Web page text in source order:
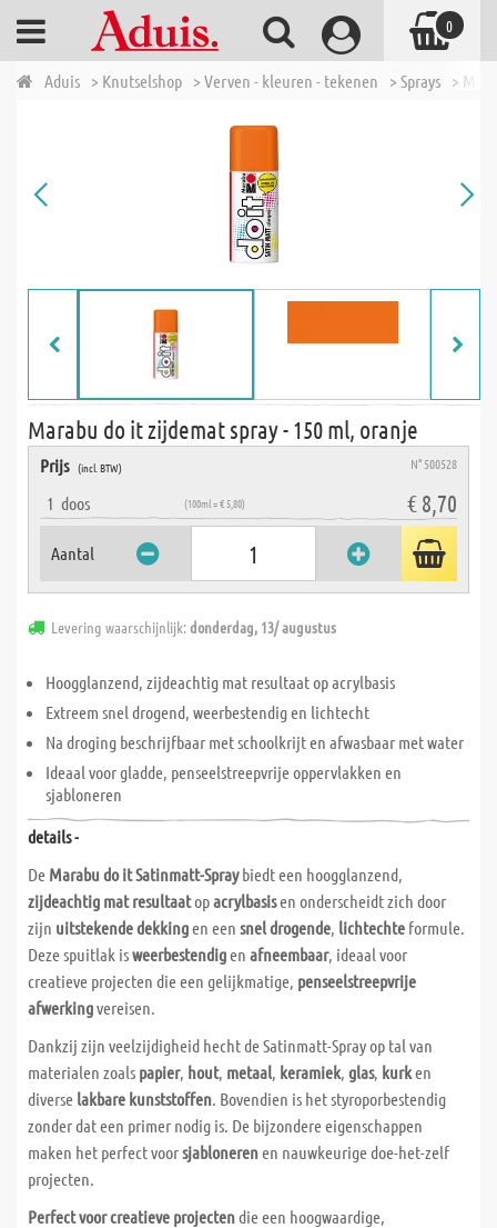
Aduis > Knutselshop > Verven - kleuren - tekenen > Sprays >
Marabu do it zijdemat spray - 150 ml, oranje
Prijs (incl. BTW) N° 500528
1 doos (100ml = € 5,80) € 8,70
Aantal
Levering waarschijnlijk:donderdag, 13/ augustus
Hoogglanzend, zijdeachtig mat resultaat op acrylbasis
Extreem snel drogend, weerbestendig en lichtecht
Na droging beschrijfbaar met schoolkrijt en afwasbaar met water
Ideaal voor gladde, penseelstreepvrije oppervlakken en
sjabloneren
details -
De Marabu do it Satinmatt-Spraybiedt een hoogglanzend,
zijdeachtig mat resultaatopacrylbasisen onderscheidt zich door
zijn uitstekende dekkingen een snel drogende, lichtechte formule.
Deze spuitlak isweerbestendigen afneembaar, ideaal voor
creatieve projecten die een gelijkmatige, penseelstreepvrije
afwerkingvereisen.
Dankzij zijn veelzijdigheid hecht de Satinmatt-Spray op tal van
materialen zoals papier, hout, metaal, keramiek, glas, kurken
diverse lakbare kunststoffen. Bovendien is het styroporbestendig
zonder dat een primer nodig is. De bijzondere eigenschappen
maken het perfect voorsjablonerenen nauwkeurige doe-het-zelf
projecten.
Perfect voor creatieve projectendie een hoogwaardige,
0